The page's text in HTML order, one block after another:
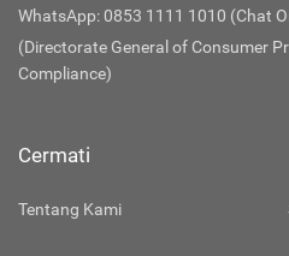
WhatsApp: 0853 1111 1010 (Chat
(Directorate General of Consumer
Compliance)
Cermati
Tentang Kami